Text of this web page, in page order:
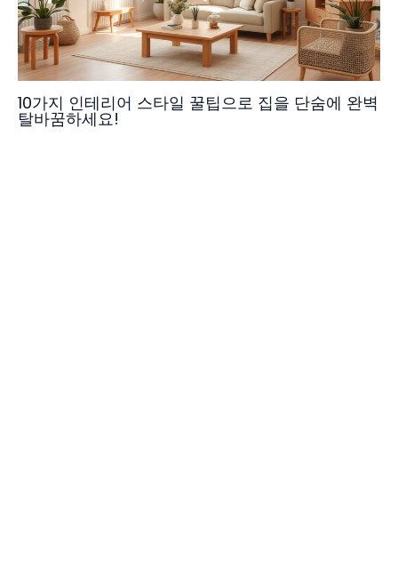
10가지 인테리어 스타일 꿀팁으로 집을 단숨에 완벽
탈바꿈하세요!